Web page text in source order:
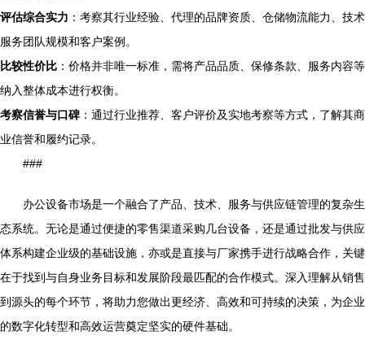
评估综合实力 ：考察其行业经验、代理的品牌资质、仓储物流能力、技术
服务团队规模和客户案例。
比较性价比 ：价格并非唯一标准，需将产品品质、保修条款、服务内容等
纳入整体成本进行权衡。
考察信誉与口碑 ：通过行业推荐、客户评价及实地考察等方式，了解其商
业信誉和履约记录。
###
办公设备市场是一个融合了产品、技术、服务与供应链管理的复杂生
态系统。无论是通过便捷的零售渠道采购几台设备，还是通过批发与供应
体系构建企业级的基础设施，亦或是直接与厂家携手进行战略合作，关键
在于找到与自身业务目标和发展阶段最匹配的合作模式。深入理解从销售
到源头的每个环节，将助力您做出更经济、高效和可持续的决策，为企业
的数字化转型和高效运营奠定坚实的硬件基础。